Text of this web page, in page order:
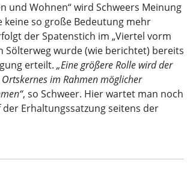
und Wohnen“ wird Schweers Meinung
keine so große Bedeutung mehr
der Spatenstich im „Viertel vorm
Sölterweg wurde (wie berichtet) bereits
erteilt. „Eine größere Rolle wird der
im Rahmen möglicher
, so Schweer. Hier wartet man noch
Erhaltungssatzung seitens der